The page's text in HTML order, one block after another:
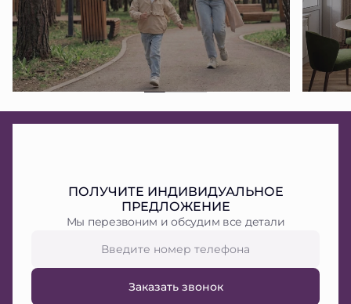
ПОЛУЧИТЕ ИНДИВИДУАЛЬНОЕ
ПРЕДЛОЖЕНИЕ
Мы перезвоним и обсудим все детали
Заказать звонок